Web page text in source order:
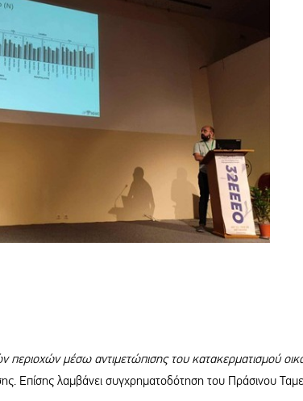
μέσω αντιμετώπισης του κατακερματισμού
Επίσης λαμβάνει συγχρηματοδότηση του Πράσινου